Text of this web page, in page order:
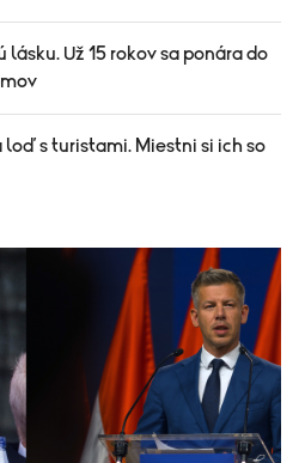
Už 15 rokov sa ponára do
s turistami. Miestni si ich so